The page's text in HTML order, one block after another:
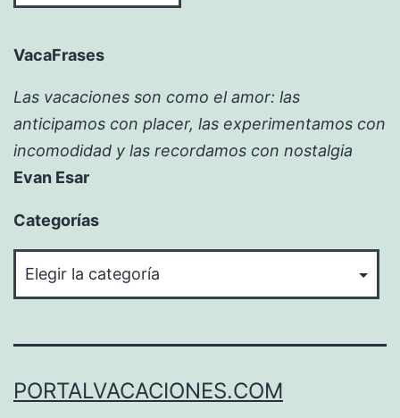
VacaFrases
Las vacaciones son como el amor: las
anticipamos con placer, las experimentamos con
incomodidad y las recordamos con nostalgia
Evan Esar
Categorías
PORTALVACACIONES.COM